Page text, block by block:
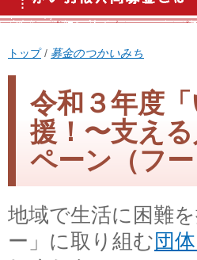
現
在
置：
トップ/ 募金のつかいみち
令和３年度
援！〜支え
ペーン（フ
地域で生活に困難
ー」に取り組む 団